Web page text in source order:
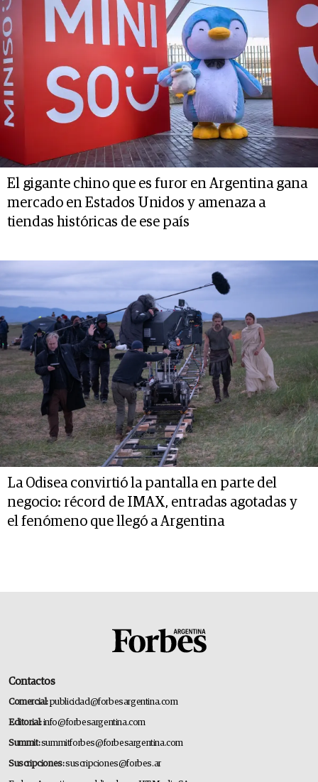
El gigante chino que es furor en Argentina gana
mercado en Estados Unidos y amenaza a
tiendas históricas de ese país
La Odisea convirtió la pantalla en parte del
negocio: récord de IMAX, entradas agotadas y
el fenómeno que llegó a Argentina
Contactos
Comercial:publicidad@forbesargentina.com
Editorial:info@forbesargentina.com
Summit:summitforbes@forbesargentina.com
Suscripciones:suscripciones@forbes.ar